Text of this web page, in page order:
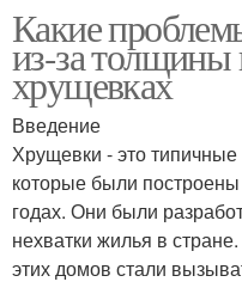
Какие
из-за толщины
хрущевках
Введение
Хрущевки - это
которые были
годах. Они были
нехватки жилья в
этих домов стали